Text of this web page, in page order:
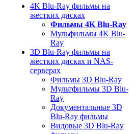
4K Blu-Ray фильмы на
жестких дисках
Фильмы 4K Blu-Ray
Мульфильмы 4K Blu-
Ray
3D Blu-Ray фильмы на
жестких дисках и NAS-
серверах
Фильмы 3D Blu-Ray
Мультфильмы 3D Blu-
Ray
Документальные 3D
Blu-Ray фильмы
Видовые 3D Blu-Ray